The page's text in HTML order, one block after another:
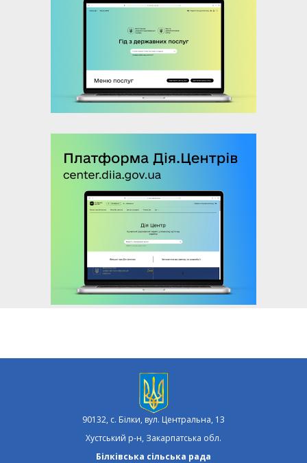
90132, с. Білки, вул. Центральна, 13
Хустський р-н, Закарпатська обл.
Білківська сільська рада